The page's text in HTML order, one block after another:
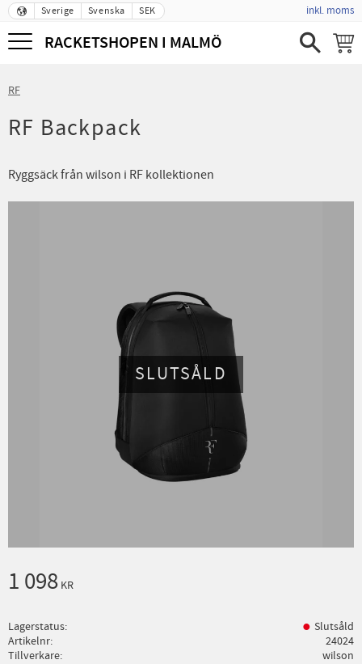
Meny
Sverige Svenska SEK inkl. moms
RACKETSHOPEN I MALMÖ
RF
RF Backpack
Ryggsäck från wilson i RF kollektionen
SLUTSÅLD
1 098 KR
Lagerstatus
Slutsåld
Artikelnr
24024
Tillverkare
wilson